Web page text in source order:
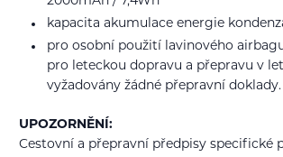
kapacita akumulace energie
pro osobní použití lavinového
pro leteckou dopravu a přepravu v
vyžadovány žádné přepravní doklady.
UPOZORNĚNÍ:
Cestovní a přepravní předpisy specifické